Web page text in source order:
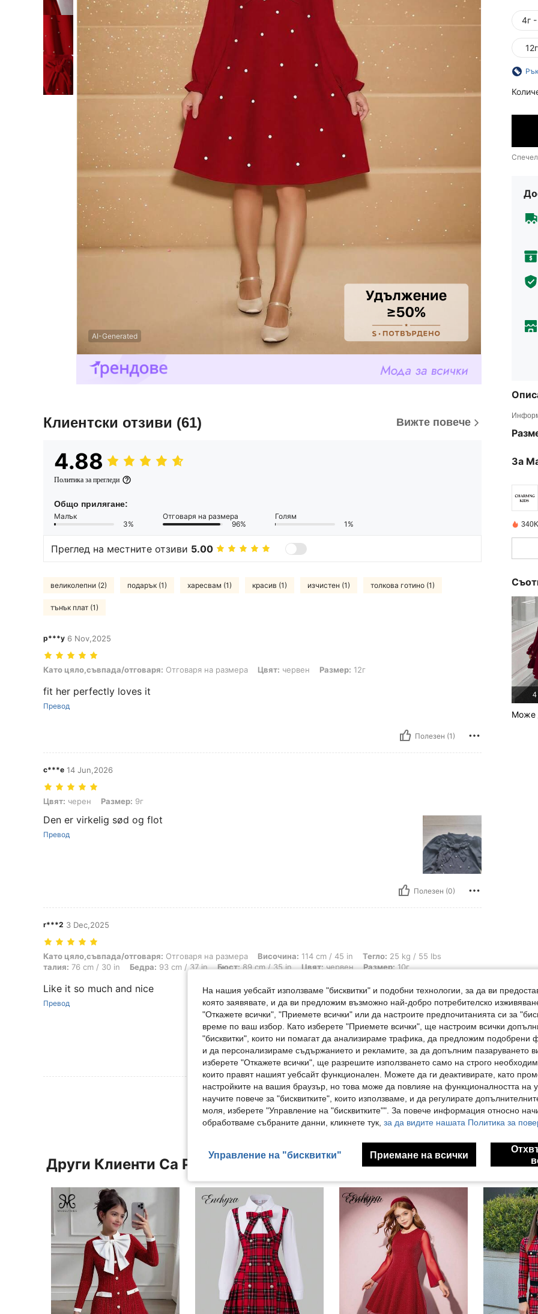
AI-Generated
Клиентски отзиви (61) Вижте повече
4.88
Политика за прегледи
Общо прилягане:
Малък
3%
Отговаря на размера
96%
Голям
1%
Преглед на местните отзиви 5.00
великолепни (2) подарък (1) харесвам (1) красив (1) изчистен (1) толкова готино (1)
тънък плат (1)
p***y 6 Nov,2025
Като цяло,съвпада/отговаря: Отговаря на размера, Цвят: червен, Размер: 12г
Като цяло,съвпада/отговаря: Отговаря на размера Цвят: червен Размер: 12г
fit her perfectly loves it
Превод
Полезен (1)
c***e 14 Jun,2026
Цвят: черен, Размер: 9г
Цвят: черен Размер: 9г
Den er virkelig sød og flot
Превод
Полезен (0)
r***2 3 Dec,2025
Като цяло,съвпада/отговаря: Отговаря на размера, Височина: 114 cm / 45 in, Тегло: 25 kg / 55 lbs, талия: 76 cm / 30 in, Бедра: 93 cm / 37 in,
Като цяло,съвпада/отговаря: Отговаря на размера Височина: 114 cm / 45 in Тегло: 25 kg / 55 lbs
талия: 76 cm / 30 in Бедра: 93 cm / 37 in Бюст:89 cm / 35 in Цвят:червен Размер:10г
Like it so much and nice
Превод
Полезен (0)
Вижте Още Отзиви
4г -
12г
За
4
Може
Други Клиенти Са Разглеждали Също
На нашия уебсайт използваме "бисквитки" и подобни технологии, за да ви
която заявявате, и да ви предложим възможно най-добро потребителско
"Откажете всички", "Приемете всички" или да настроите предпочитанията си за
време по ваш избор. Като изберете "Приемете всички", ще настроим всички
"бисквитки", които ни помагат да анализираме трафика, да предложим подобрени
и да персонализираме съдържанието и рекламите, за да допълним пазаруването
изберете "Откажете всички", ще разрешите използването само на строго
които правят нашият уебсайт функционален. Можете да ги деактивирате, като
настройките на вашия браузър, но това може да повлияе на функционалността на
научите повече за "бисквитките", които използваме, и да регулирате
моля, изберете "Управление на "бисквитките"". За повече информация относно
обработваме събраните данни, кликнете тук, за да видите нашата Политика за
Управление на "бисквитки" Приемане на всички